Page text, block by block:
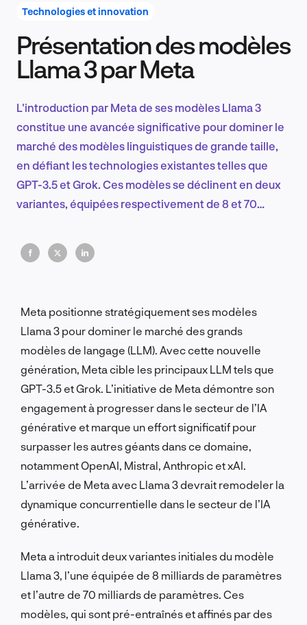
Recherche et conception produit
Tendances sectorielles
EN
Technologies et innovation
Présentation des modèles
Llama 3 par Meta
L'introduction par Meta de ses modèles Llama 3
constitue une avancée significative pour dominer le
marché des modèles linguistiques de grande taille,
en défiant les technologies existantes telles que
GPT-3.5 et Grok. Ces modèles se déclinent en deux
variantes, équipées respectivement de 8 et 70
Meta positionne stratégiquement ses modèles
Llama 3 pour dominer le marché des grands
modèles de langage (LLM). Avec cette nouvelle
génération, Meta cible les principaux LLM tels que
GPT-3.5 et Grok. L’initiative de Meta démontre son
engagement à progresser dans le secteur de l’IA
générative et marque un effort significatif pour
surpasser les autres géants dans ce domaine,
notamment OpenAI, Mistral, Anthropic et xAI.
L’arrivée de Meta avec Llama 3 devrait remodeler la
dynamique concurrentielle dans le secteur de l’IA
générative.
Meta a introduit deux variantes initiales du modèle
Llama 3, l’une équipée de 8 milliards de paramètres
et l’autre de 70 milliards de paramètres. Ces
modèles, qui sont pré-entraînés et affinés par des